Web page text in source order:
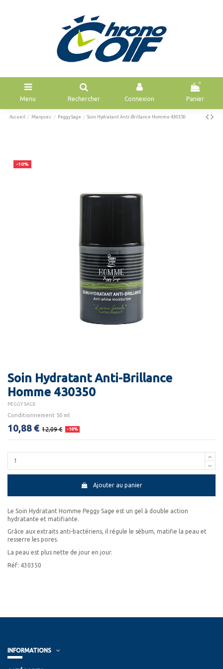
Menu Rechercher Connexion
0
Panier
Accueil Marques Peggy Sage Soin Hydratant Anti-Brillance Homme 430350
-10%
Soin Hydratant Anti-Brillance
Homme 430350
PEGGY SAGE
Conditionnement 50 ml
10,88 € 12,09 € -10%
Ajouter au panier
Le Soin Hydratant Homme Peggy Sage est un gel à double action
hydratante et matifiante.
Grâce aux extraits anti-bactériens, il régule le sébum, matifie la peau et
resserre les pores.
La peau est plus nette de jour en jour.
Réf: 430350
INFORMATIONS